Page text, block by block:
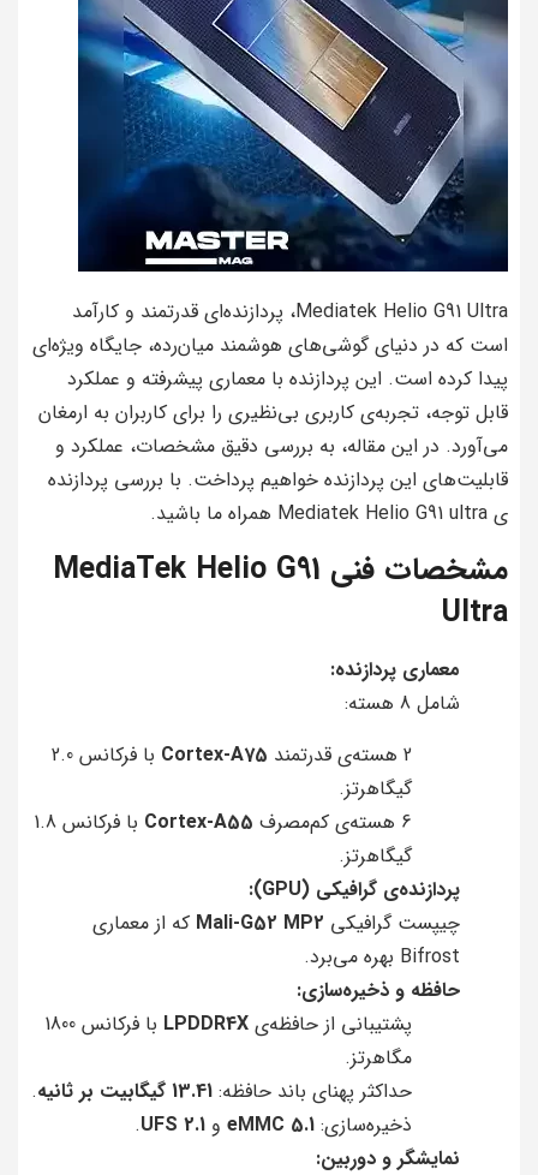
Mediatek Helio G91 Ultra، پردازنده‌ای قدرتمند و کارآمد
است که در دنیای گوشی‌های هوشمند میان‌رده، جایگاه ویژه‌ای
پیدا کرده است. این پردازنده با معماری پیشرفته و عملکرد
قابل توجه، تجربه‌ی کاربری بی‌نظیری را برای کاربران به ارمغان
می‌آورد. در این مقاله، به بررسی دقیق مشخصات، عملکرد و
قابلیت‌های این پردازنده خواهیم پرداخت. با بررسی پردازنده
ی Mediatek Helio G91 ultra همراه ما باشید.
مشخصات فنی MediaTek Helio G91
Ultra
معماری پردازنده:
شامل 8 هسته:
2 هسته‌ی قدرتمند
Cortex-A75
با فرکانس 2.0
گیگاهرتز.
6 هسته‌ی کم‌مصرف
Cortex-A55
با فرکانس 1.8
گیگاهرتز.
پردازنده‌ی گرافیکی (GPU):
چیپست گرافیکی Mali-G52 MP2 که از معماری
Bifrost بهره می‌برد.
حافظه و ذخیره‌سازی:
پشتیبانی از حافظه‌ی LPDDR4X
با فرکانس 1800
مگاهرتز.
حداکثر پهنای باند حافظه: 13.41 گیگابیت بر ثانیه
.
ذخیره‌سازی: eMMC 5.1 و UFS 2.1
.
نمایشگر و دوربین: